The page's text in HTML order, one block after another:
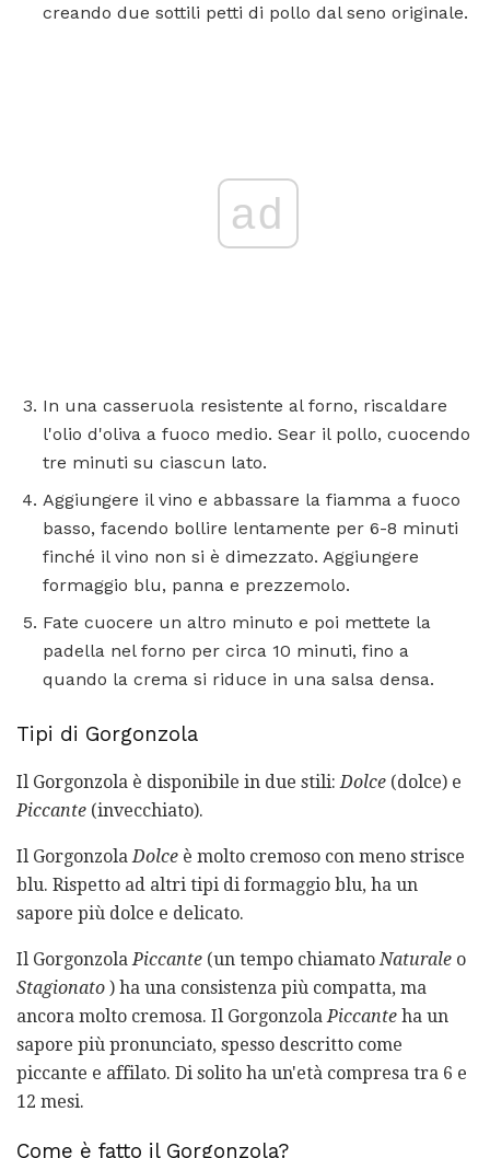
creando due sottili petti di pollo dal seno originale.
ad
In una casseruola resistente al forno, riscaldare
l'olio d'oliva a fuoco medio. Sear il pollo, cuocendo
tre minuti su ciascun lato.
Aggiungere il vino e abbassare la fiamma a fuoco
basso, facendo bollire lentamente per 6-8 minuti
finché il vino non si è dimezzato. Aggiungere
formaggio blu, panna e prezzemolo.
Fate cuocere un altro minuto e poi mettete la
padella nel forno per circa 10 minuti, fino a
quando la crema si riduce in una salsa densa.
Tipi di Gorgonzola
Il Gorgonzola è disponibile in due stili:Dolce (dolce) e
Piccante (invecchiato).
Il GorgonzolaDolce è molto cremoso con meno strisce
blu. Rispetto ad altri tipi di formaggio blu, ha un
sapore più dolce e delicato.
Il GorgonzolaPiccante (un tempo chiamatoNaturale o
Stagionato ) ha una consistenza più compatta, ma
ancora molto cremosa. Il GorgonzolaPiccante ha un
sapore più pronunciato, spesso descritto come
piccante e affilato. Di solito ha un'età compresa tra 6 e
12 mesi.
Come è fatto il Gorgonzola?